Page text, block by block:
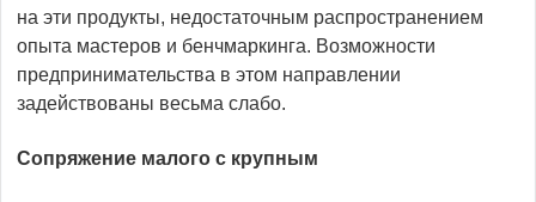
на эти продукты, недостаточным распространением
опыта мастеров и бенчмаркинга. Возможности
предпринимательства в этом направлении
задействованы весьма слабо.
Сопряжение малого с крупным